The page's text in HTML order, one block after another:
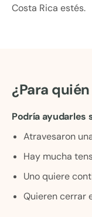
Costa Rica estés.
¿Para quién
Podría ayudarles
Atravesaron
Hay mucha
Uno quiere
Quieren cerrar